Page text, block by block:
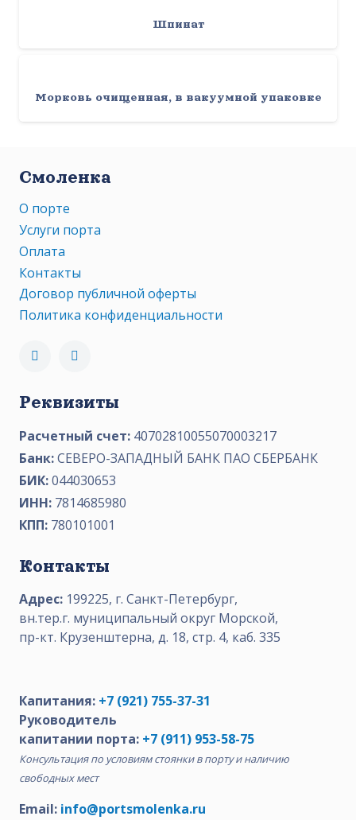
Шпинат
Морковь очищенная, в вакуумной упаковке
Смоленка
О порте
Услуги порта
Оплата
Контакты
Договор публичной оферты
Политика конфиденциальности
Реквизиты
Расчетный счет: 40702810055070003217
Банк:СЕВЕРО-ЗАПАДНЫЙ БАНК ПАО СБЕРБАНК
БИК:044030653
ИНН: 7814685980
КПП: 780101001
Контакты
Адрес: 199225, г. Санкт-Петербург,
вн.тер.г. муниципальный округ Морской,
пр-кт. Крузенштерна, д. 18, стр. 4, каб. 335
Капитания: +7 (921) 755-37-31
Руководитель
капитании порта: +7 (911) 953-58-75
Консультация по условиям стоянки в порту и наличию
свободных мест
Email: info@portsmolenka.ru